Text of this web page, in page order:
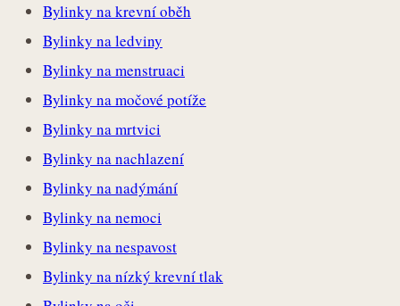
Bylinky na krevní oběh
Bylinky na ledviny
Bylinky na menstruaci
Bylinky na močové potíže
Bylinky na mrtvici
Bylinky na nachlazení
Bylinky na nadýmání
Bylinky na nemoci
Bylinky na nespavost
Bylinky na nízký krevní tlak